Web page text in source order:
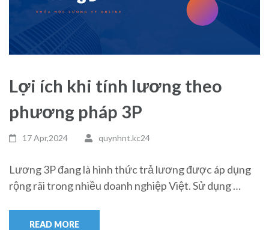
Lợi ích khi tính lương theo
phương pháp 3P
17 Apr,2024 quynhnt.kc24
Lương 3P đang là hình thức trả lương được áp dụng
rộng rãi trong nhiều doanh nghiệp Việt. Sử dụng …
READ MORE